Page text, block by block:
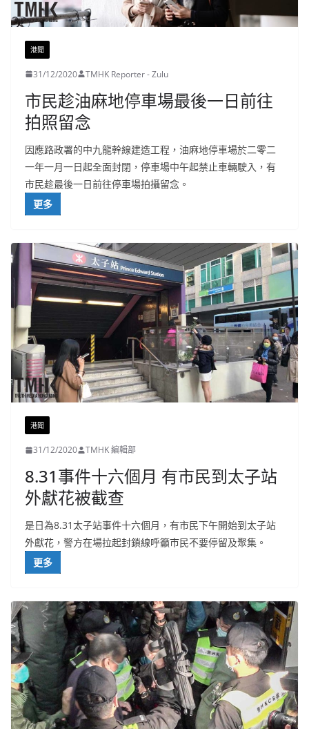
港聞
31/12/2020 TMHK Reporter - Zulu
市民趁油麻地停車場最後一日前往
拍照留念
因應路政署的中九龍幹線建造工程，油麻地停車場於二零二
一年一月一日起全面封閉，停車場中午起禁止車輛駛入，有
市民趁最後一日前往停車場拍攝留念。
更多
港聞
31/12/2020 TMHK 編輯部
8.31事件十六個月 有市民到太子站
外獻花被截查
是日為8.31太子站事件十六個月，有市民下午開始到太子站
外獻花，警方在場拉起封鎖線呼籲市民不要停留及聚集。
更多